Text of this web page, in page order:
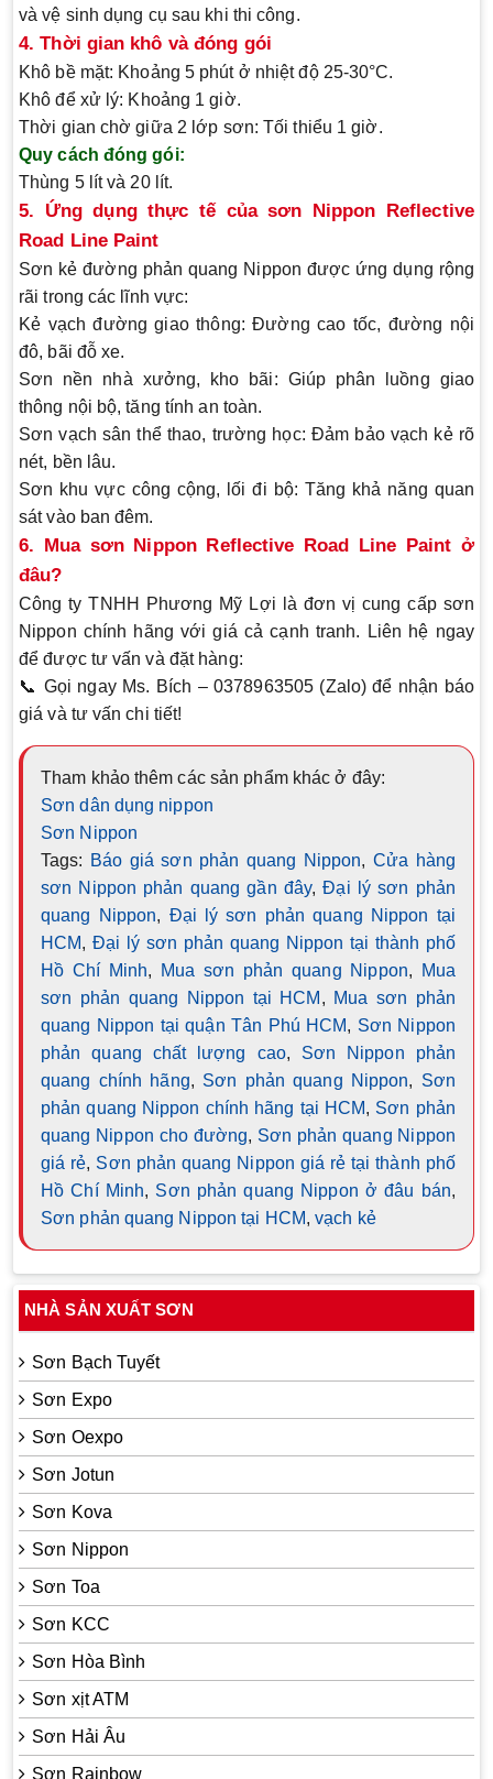
và vệ sinh dụng cụ sau khi thi công.
4. Thời gian khô và đóng gói
Khô bề mặt: Khoảng 5 phút ở nhiệt độ 25-30°C.
Khô để xử lý: Khoảng 1 giờ.
Thời gian chờ giữa 2 lớp sơn: Tối thiểu 1 giờ.
Quy cách đóng gói:
Thùng 5 lít và 20 lít.
5. Ứng dụng thực tế của sơn Nippon Reflective
Road Line Paint
Sơn kẻ đường phản quang Nippon được ứng dụng rộng
rãi trong các lĩnh vực:
Kẻ vạch đường giao thông: Đường cao tốc, đường nội
đô, bãi đỗ xe.
Sơn nền nhà xưởng, kho bãi: Giúp phân luồng giao
thông nội bộ, tăng tính an toàn.
Sơn vạch sân thể thao, trường học: Đảm bảo vạch kẻ rõ
nét, bền lâu.
Sơn khu vực công cộng, lối đi bộ: Tăng khả năng quan
sát vào ban đêm.
6. Mua sơn Nippon Reflective Road Line Paint ở
đâu?
Công ty TNHH Phương Mỹ Lợi là đơn vị cung cấp sơn
Nippon chính hãng với giá cả cạnh tranh. Liên hệ ngay
để được tư vấn và đặt hàng:
📞 Gọi ngay Ms. Bích – 0378963505 (Zalo) để nhận báo
giá và tư vấn chi tiết!
Tham khảo thêm các sản phẩm khác ở đây:
Sơn dân dụng nippon
Sơn Nippon
Tags: Báo giá sơn phản quang Nippon, Cửa hàng
sơn Nippon phản quang gần đây,Đại lý sơn phản
quang Nippon, Đại lý sơn phản quang Nippon tại
HCM, Đại lý sơn phản quang Nippon tại thành phố
Hồ Chí Minh, Mua sơn phản quang Nippon,
Mua
sơn phản quang Nippon tại HCM , Mua sơn phản
quang Nippon tại quận Tân Phú HCM, Sơn Nippon
phản quang chất lượng cao, Sơn Nippon phản
quang chính hãng, Sơn phản quang Nippon, Sơn
phản quang Nippon chính hãng tại HCM, Sơn phản
quang Nippon cho đường, Sơn phản quang Nippon
giá rẻ, Sơn phản quang Nippon giá rẻ tại thành phố
Hồ Chí Minh, Sơn phản quang Nippon ở đâu bán,
Sơn phản quang Nippon tại HCM,vạch kẻ
NHÀ SẢN XUẤT SƠN
Sơn Bạch Tuyết
Sơn Expo
Sơn Oexpo
Sơn Jotun
Sơn Kova
Sơn Nippon
Sơn Toa
Sơn KCC
Sơn Hòa Bình
Sơn xịt ATM
Sơn Hải Âu
Sơn Rainbow